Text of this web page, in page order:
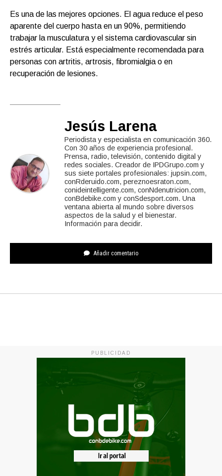
Es una de las mejores opciones. El agua reduce el peso
aparente del cuerpo hasta en un 90%, permitiendo
trabajar la musculatura y el sistema cardiovascular sin
estrés articular. Está especialmente recomendada para
personas con artritis, artrosis, fibromialgia o en
recuperación de lesiones.
Jesús Larena
Periodista y especialista en comunicación 360.
Con 30 años de experiencia profesional.
Prensa, radio, televisión, contenido digital y
redes sociales. Creador de IPDGrupo.com y
sus siete portales profesionales: jupsin.com,
conRderuido.com, pereznoesraton.com,
conideintelligente.com, conNdenutricion.com,
conBdebike.com y conSdesport.com. Una
ventana abierta al mundo sobre diversos
aspectos de la salud y el bienestar.
Información para decidir.
Añadir comentario
PUBLICIDAD